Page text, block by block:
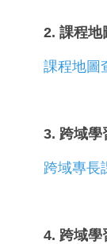
2. 課程地
課程地圖
3. 跨域學
跨域專長
4. 跨域學